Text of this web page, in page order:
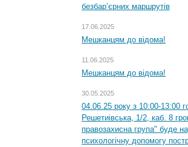
безбар’єрних маршрутів
17.06.2025
Мешканцям до відома!
11.06.2025
Мешканцям до відома!
30.05.2025
04.06.25 року з 10:00-13:00
Решетиівська, 1/2, каб. 8
правозахисна група" буде
психологічну допомогу